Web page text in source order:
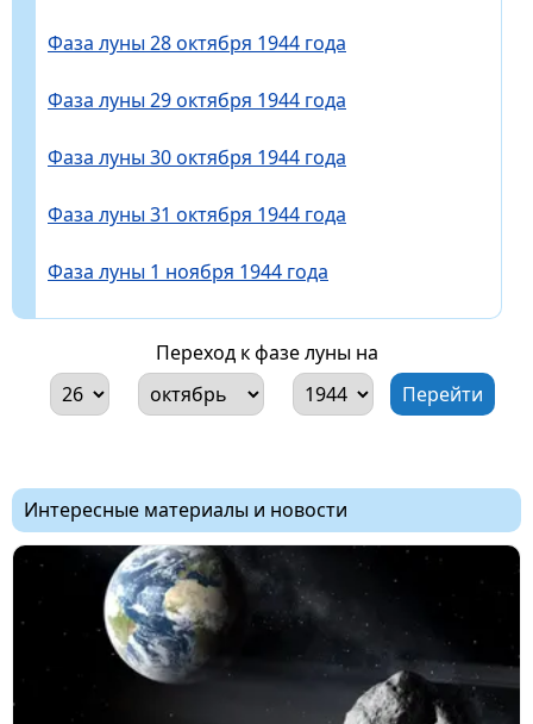
Фаза луны 28 октября 1944 года
Фаза луны 29 октября 1944 года
Фаза луны 30 октября 1944 года
Фаза луны 31 октября 1944 года
Фаза луны 1 ноября 1944 года
Переход к фазе луны на
Интересные материалы и новости